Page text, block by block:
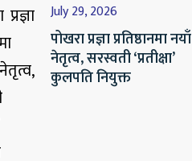
July 29, 2026
पोखरा प्रज्ञा प्रतिष्ठानमा नयाँ
नेतृत्व, सरस्वती ‘प्रतीक्षा’
कुलपति नियुक्त